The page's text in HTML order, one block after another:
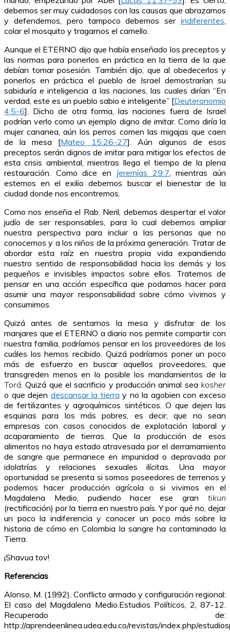
debemos ser muy cuidadosos con las causas que abrazamos
y defendemos, pero tampoco debemos ser indiferentes,
colar el mosquito y tragarnos el camello.
Aunque el ETERNO dijo que había enseñado los preceptos y
las normas para ponerlos en práctica en la tierra de la que
debían tomar posesión. También dijo, que al obedecerlos y
ponerlos en práctica el pueblo de Israel demostrarían su
sabiduría e inteligencia a las naciones, las cuales dirían “En
verdad, este es un pueblo sabio e inteligente” [Deuteronomio
4:5-6]. Dicho de otra forma, las naciones fuera de Israel
podrían verlo como un ejemplo digno de imitar. Como diría la
mujer cananea, aún los perros comen las migajas que caen
de la mesa [Mateo 15:26-27]. Aún algunos de esos
preceptos serán dignos de imitar para mitigar los efectos de
esta crisis ambiental, mientras llega el tiempo de la plena
restauración. Como dice en Jeremías 29:7, mientras aún
estemos en el exilio debemos buscar el bienestar de la
ciudad donde nos encontremos.
Como nos enseña el Rab. Neril, debemos despertar el valor
judío de ser responsables, para lo cual debemos ampliar
nuestra perspectiva para incluir a las personas que no
conocemos y a los niños de la próxima generación. Tratar de
abordar esta raíz en nuestra propia vida expandiendo
nuestro sentido de responsabilidad hacia los demás y los
pequeños e invisibles impactos sobre ellos. Tratemos de
pensar en una acción específica que podamos hacer para
asumir una mayor responsabilidad sobre cómo vivimos y
consumimos.
Quizá antes de sentarnos la mesa y disfrutar de los
manjares que el ETERNO a diario nos permite compartir con
nuestra familia, podríamos pensar en los proveedores de los
cuáles los hemos recibido. Quizá podríamos poner un poco
más de esfuerzo en buscar aquellos proveedores, que
transgreden menos en lo posible los mandamientos de la
Torá. Quizá que el sacrificio y producción animal sea kosher
o que dejen descansar la tierra y no la agobien con exceso
de fertilizantes y agroquímicos sintéticos. O que dejen las
esquinas para los más pobres, es decir, que no sean
empresas con casos conocidos de explotación laboral y
acaparamiento de tierras. Que la producción de esos
alimentos no haya estado atravesada por el derramamiento
de sangre que permanece en impunidad o depravada por
idolatrías y relaciones sexuales ilícitas. Una mayor
oportunidad se presenta si somos poseedores de terrenos y
podemos hacer producción agrícola o si vivimos en el
Magdalena Medio, pudiendo hacer ese gran tikun
(rectificación) por la tierra en nuestro país. Y por qué no, dejar
un poco la indiferencia y conocer un poco más sobre la
historia de cómo en Colombia la sangre ha contaminado la
Tierra.
¡Shavua tov!
Referencias
Alonso, M. (1992). Conflicto armado y configuración regional:
El caso del Magdalena Medio.Estudios Políticos, 2, 87-12.
Recuperado de:
http://aprendeenlinea.udea.edu.co/revistas/index.php/